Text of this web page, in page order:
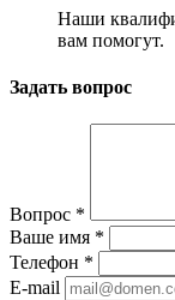
Наши
вам помогут.
Задать вопрос
Вопрос *
Ваше имя *
Телефон *
E-mail